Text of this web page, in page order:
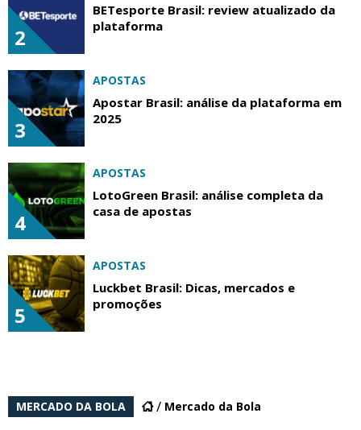
2
BETesporte Brasil: review atualizado da
plataforma
3
APOSTAS
Apostar Brasil: análise da plataforma em
2025
4
APOSTAS
LotoGreen Brasil: análise completa da
casa de apostas
5
APOSTAS
Luckbet Brasil: Dicas, mercados e
promoções
MERCADO DA BOLA Mercado da Bola